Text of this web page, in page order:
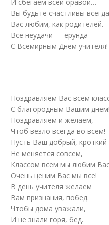
Вы будьте счастливы
Вас любим, как родителей.
Все неудачи — ерунда —
С Всемирным Днем учителя!
Поздравляем Вас всем
С благородным Вашим днём!
Поздравляем и желаем,
Чтоб везло всегда во всём!
Пусть Ваш добрый, кроткий
Не меняется совсем,
Классом всем мы любим
Очень ценим Вас мы все!
В день учителя желаем
Вам признания, побед.
Чтобы дома уважали,
И не знали горя, бед.